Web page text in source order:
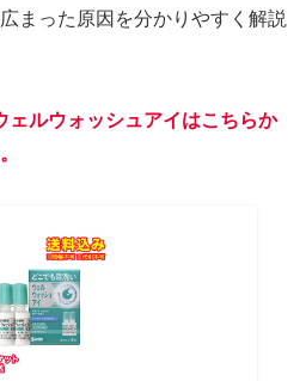
まった原因を分かりやすく解説
ェルウォッシュアイはこちらか